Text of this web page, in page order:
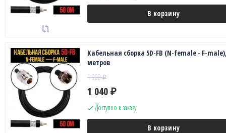
В корзину
Кабельная сборка 5D-FB (N-female - F-
метров
1 900₽
1 040 ₽
Доступно к заказу
В корзину